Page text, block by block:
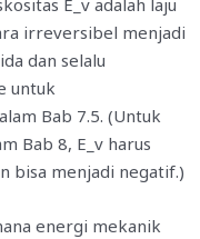
E_v adalah laju
irreversibel menjadi
dan selalu
untuk
Bab 7.5. (Untuk
Bab 8, E_v harus
bisa menjadi negatif.)
energi mekanik